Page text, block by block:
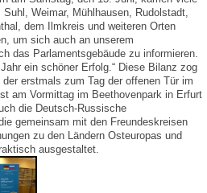
Weimar, Mühlhausen, Rudolstadt,
dem Ilmkreis und weiteren Orten
um sich auch an unserem
das Parlamentsgebäude zu informieren.
ein schöner Erfolg.“ Diese Bilanz zog
der erstmals zum Tag der offenen Tür im
am Vormittag im Beethovenpark in Erfurt
die Deutsch-Russische
gemeinsam mit den Freundeskreisen
zu den Ländern Osteuropas und
ausgestaltet.